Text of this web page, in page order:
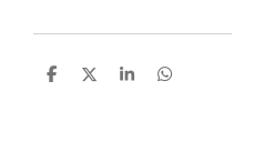
D
D
S
D